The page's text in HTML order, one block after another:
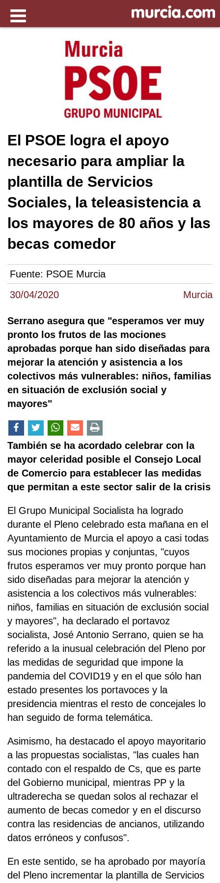
30/04/2020 Murcia
El PSOE logra el apoyo
necesario para ampliar la
plantilla de Servicios
Sociales, la teleasistencia a
los mayores de 80 años y las
becas comedor
Fuente: PSOE Murcia
Serrano asegura que "esperamos ver muy
pronto los frutos de las mociones
aprobadas porque han sido diseñadas para
mejorar la atención y asistencia a los
colectivos más vulnerables: niños, familias
en situación de exclusión social y
mayores"
También se ha acordado celebrar con la
mayor celeridad posible el Consejo Local
de Comercio para establecer las medidas
que permitan a este sector salir de la crisis
El Grupo Municipal Socialista ha logrado
durante el Pleno celebrado esta mañana en el
Ayuntamiento de Murcia el apoyo a casi todas
sus mociones propias y conjuntas, "cuyos
frutos esperamos ver muy pronto porque han
sido diseñadas para mejorar la atención y
asistencia a los colectivos más vulnerables:
niños, familias en situación de exclusión social
y mayores", ha declarado el portavoz
socialista, José Antonio Serrano, quien se ha
referido a la inusual celebración del Pleno por
las medidas de seguridad que impone la
pandemia del COVID19 y en el que sólo han
estado presentes los portavoces y la
presidencia mientras el resto de concejales lo
han seguido de forma telemática.
Asimismo, ha destacado el apoyo mayoritario
a las propuestas socialistas, "las cuales han
contado con el respaldo de Cs, que es parte
del Gobierno municipal, mientras PP y la
ultraderecha se quedan solos al rechazar el
aumento de becas comedor y en el discurso
contra las residencias de ancianos, utilizando
datos erróneos y confusos".
En este sentido, se ha aprobado por mayoría
del Pleno incrementar la plantilla de Servicios